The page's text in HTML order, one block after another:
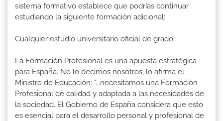
sistema formativo establece que podrías continuar
estudiando la siguiente formación adicional:
Cualquier estudio universitario oficial de grado
La Formación Profesional es una apuesta estratégica
para España. No lo decimos nosotros, lo afirma el
Ministro de Educación: "...necesitamos una Formación
Profesional de calidad y adaptada a las necesidades de
la sociedad. El Gobierno de España considera que esto
es esencial para el desarrollo personal y profesional de